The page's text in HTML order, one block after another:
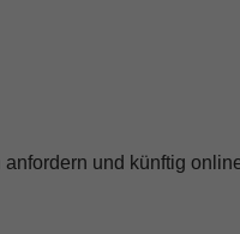
und künftig